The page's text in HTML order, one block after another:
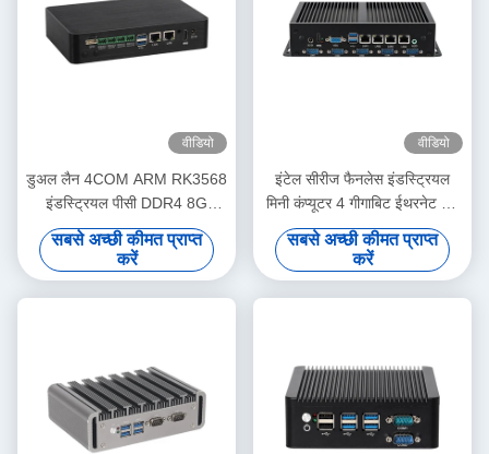
वीडियो
डुअल लैन 4COM ARM RK3568
इंडस्ट्रियल पीसी DDR4 8G
EMMC 16G एंड्रॉयड 11 एम्बेडेड
मिनी पीसी
सबसे अच्छी कीमत प्राप्त
करें
वीडियो
इंटेल सीरीज फैनलेस इंडस्ट्रियल
मिनी कंप्यूटर 4 गीगाबिट ईथरनेट लैन
6COM
सबसे अच्छी कीमत प्राप्त
करें